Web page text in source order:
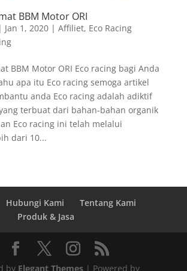
BBM Motor ORI
| Jan 1, 2020| Affiliet, Eco Racing
BBM Motor ORI Eco racing bagi Anda
apa itu Eco racing semoga artikel
anda Eco racing adalah adiktif
terbuat dari bahan-bahan organik
Eco racing ini telah melalui
dari 10...
Hubungi Kami
Tentang Kami
Produk & Jasa
by Elegant Themes| Powered by